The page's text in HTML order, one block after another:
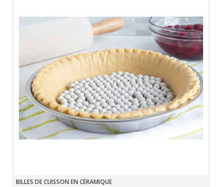
BILLES DE CUISSON EN CÉRAMIQUE